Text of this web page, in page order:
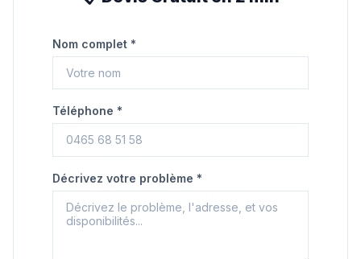
Nom complet *
Téléphone *
Décrivez votre problème *